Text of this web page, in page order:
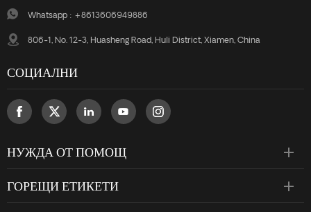
Whatsapp : +8613606949886
806-1, No. 12-3, Huasheng Road, Huli District, Xiamen, China
СОЦИАЛНИ
НУЖДА ОТ ПОМОЩ
ГОРЕЩИ ЕТИКЕТИ